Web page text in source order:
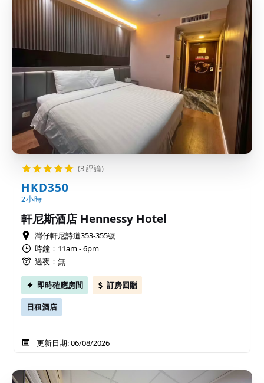
(3 評論)
HKD350
2小時
軒尼斯酒店 Hennessy Hotel
灣仔軒尼詩道353-355號
時鐘：11am - 6pm
過夜：無
即時確應房間 訂房回贈
日租酒店
更新日期: 06/08/2026